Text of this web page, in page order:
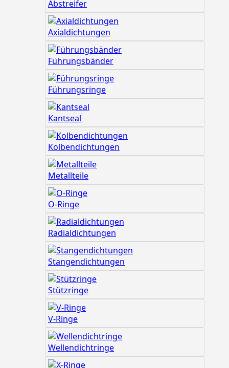
Abstreifer
Axialdichtungen
Führungsbänder
Führungsringe
Kantseal
Kolbendichtungen
Metallteile
O-Ringe
Radialdichtungen
Stangendichtungen
Stützringe
V-Ringe
Wellendichtringe